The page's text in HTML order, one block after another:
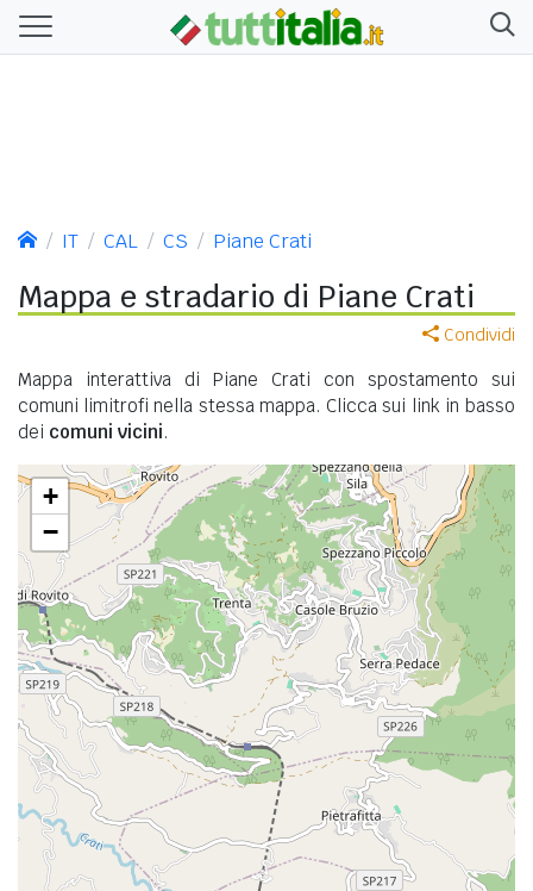
IT CAL CS Piane Crati
Mappa e stradario di Piane Crati
Condividi
Mappa interattiva di Piane Crati con spostamento sui
comuni limitrofi nella stessa mappa. Clicca sui link in basso
dei comuni vicini.
+
−